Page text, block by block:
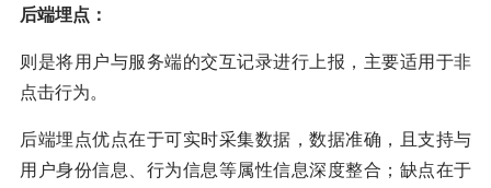
后端埋点：
则是将用户与服务端的交互记录进行上报，主要适用于非
点击行为。
后端埋点优点在于可实时采集数据，数据准确，且支持与
用户身份信息、行为信息等属性信息深度整合；缺点在于